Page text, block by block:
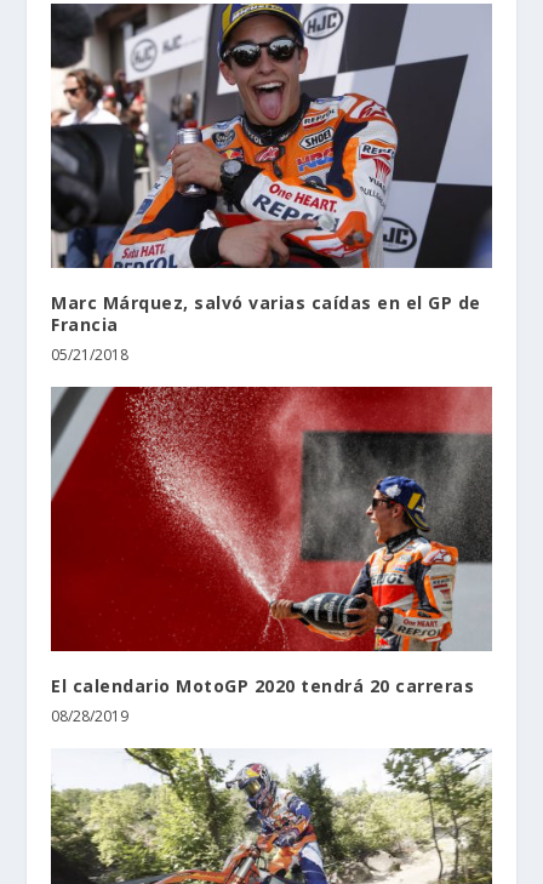
Marc Márquez, salvó varias caídas en el GP de
Francia
05/21/2018
El calendario MotoGP 2020 tendrá 20 carreras
08/28/2019